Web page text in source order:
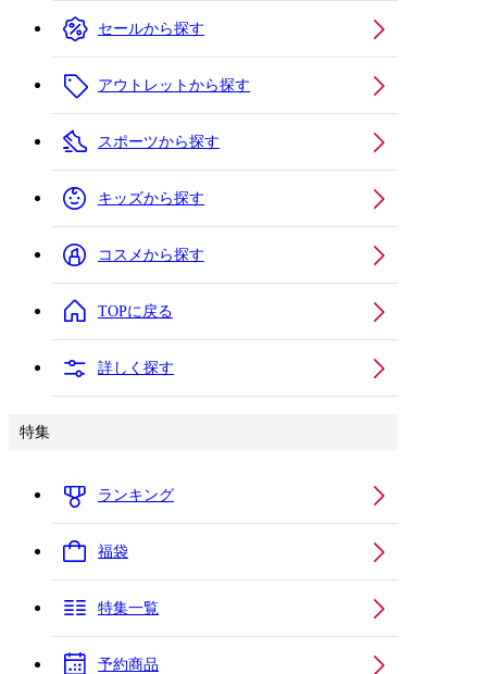
セールから探す
アウトレットから探す
スポーツから探す
キッズから探す
コスメから探す
TOPに戻る
詳しく探す
特集
ランキング
福袋
特集一覧
予約商品